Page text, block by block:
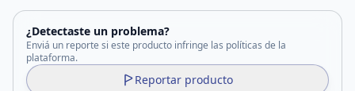
¿Detectaste un problema?
Enviá un reporte si este producto infringe las políticas de la
plataforma.
Reportar producto